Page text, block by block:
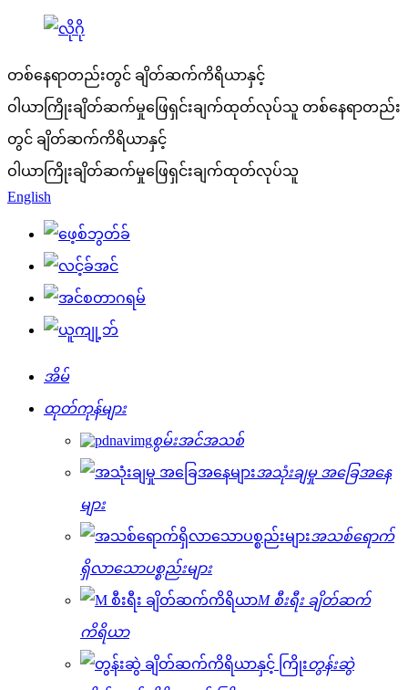
တစ်နေရာတည်းတွင် ချိတ်ဆက်ကိရိယာနှင့်
ဝါယာကြိုးချိတ်ဆက်မှုဖြေရှင်းချက်ထုတ်လုပ်သူ တစ်နေရာတည်း
တွင် ချိတ်ဆက်ကိရိယာနှင့်
ဝါယာကြိုးချိတ်ဆက်မှုဖြေရှင်းချက်ထုတ်လုပ်သူ
English
အိမ်
ထုတ်ကုန်များ
စွမ်းအင်အသစ်
အသုံးချမှု အခြေအနေ
များ
အသစ်ရောက်
ရှိလာသောပစ္စည်းများ
M စီးရီး ချိတ်ဆက်
ကိရိယာ
တွန်းဆွဲ